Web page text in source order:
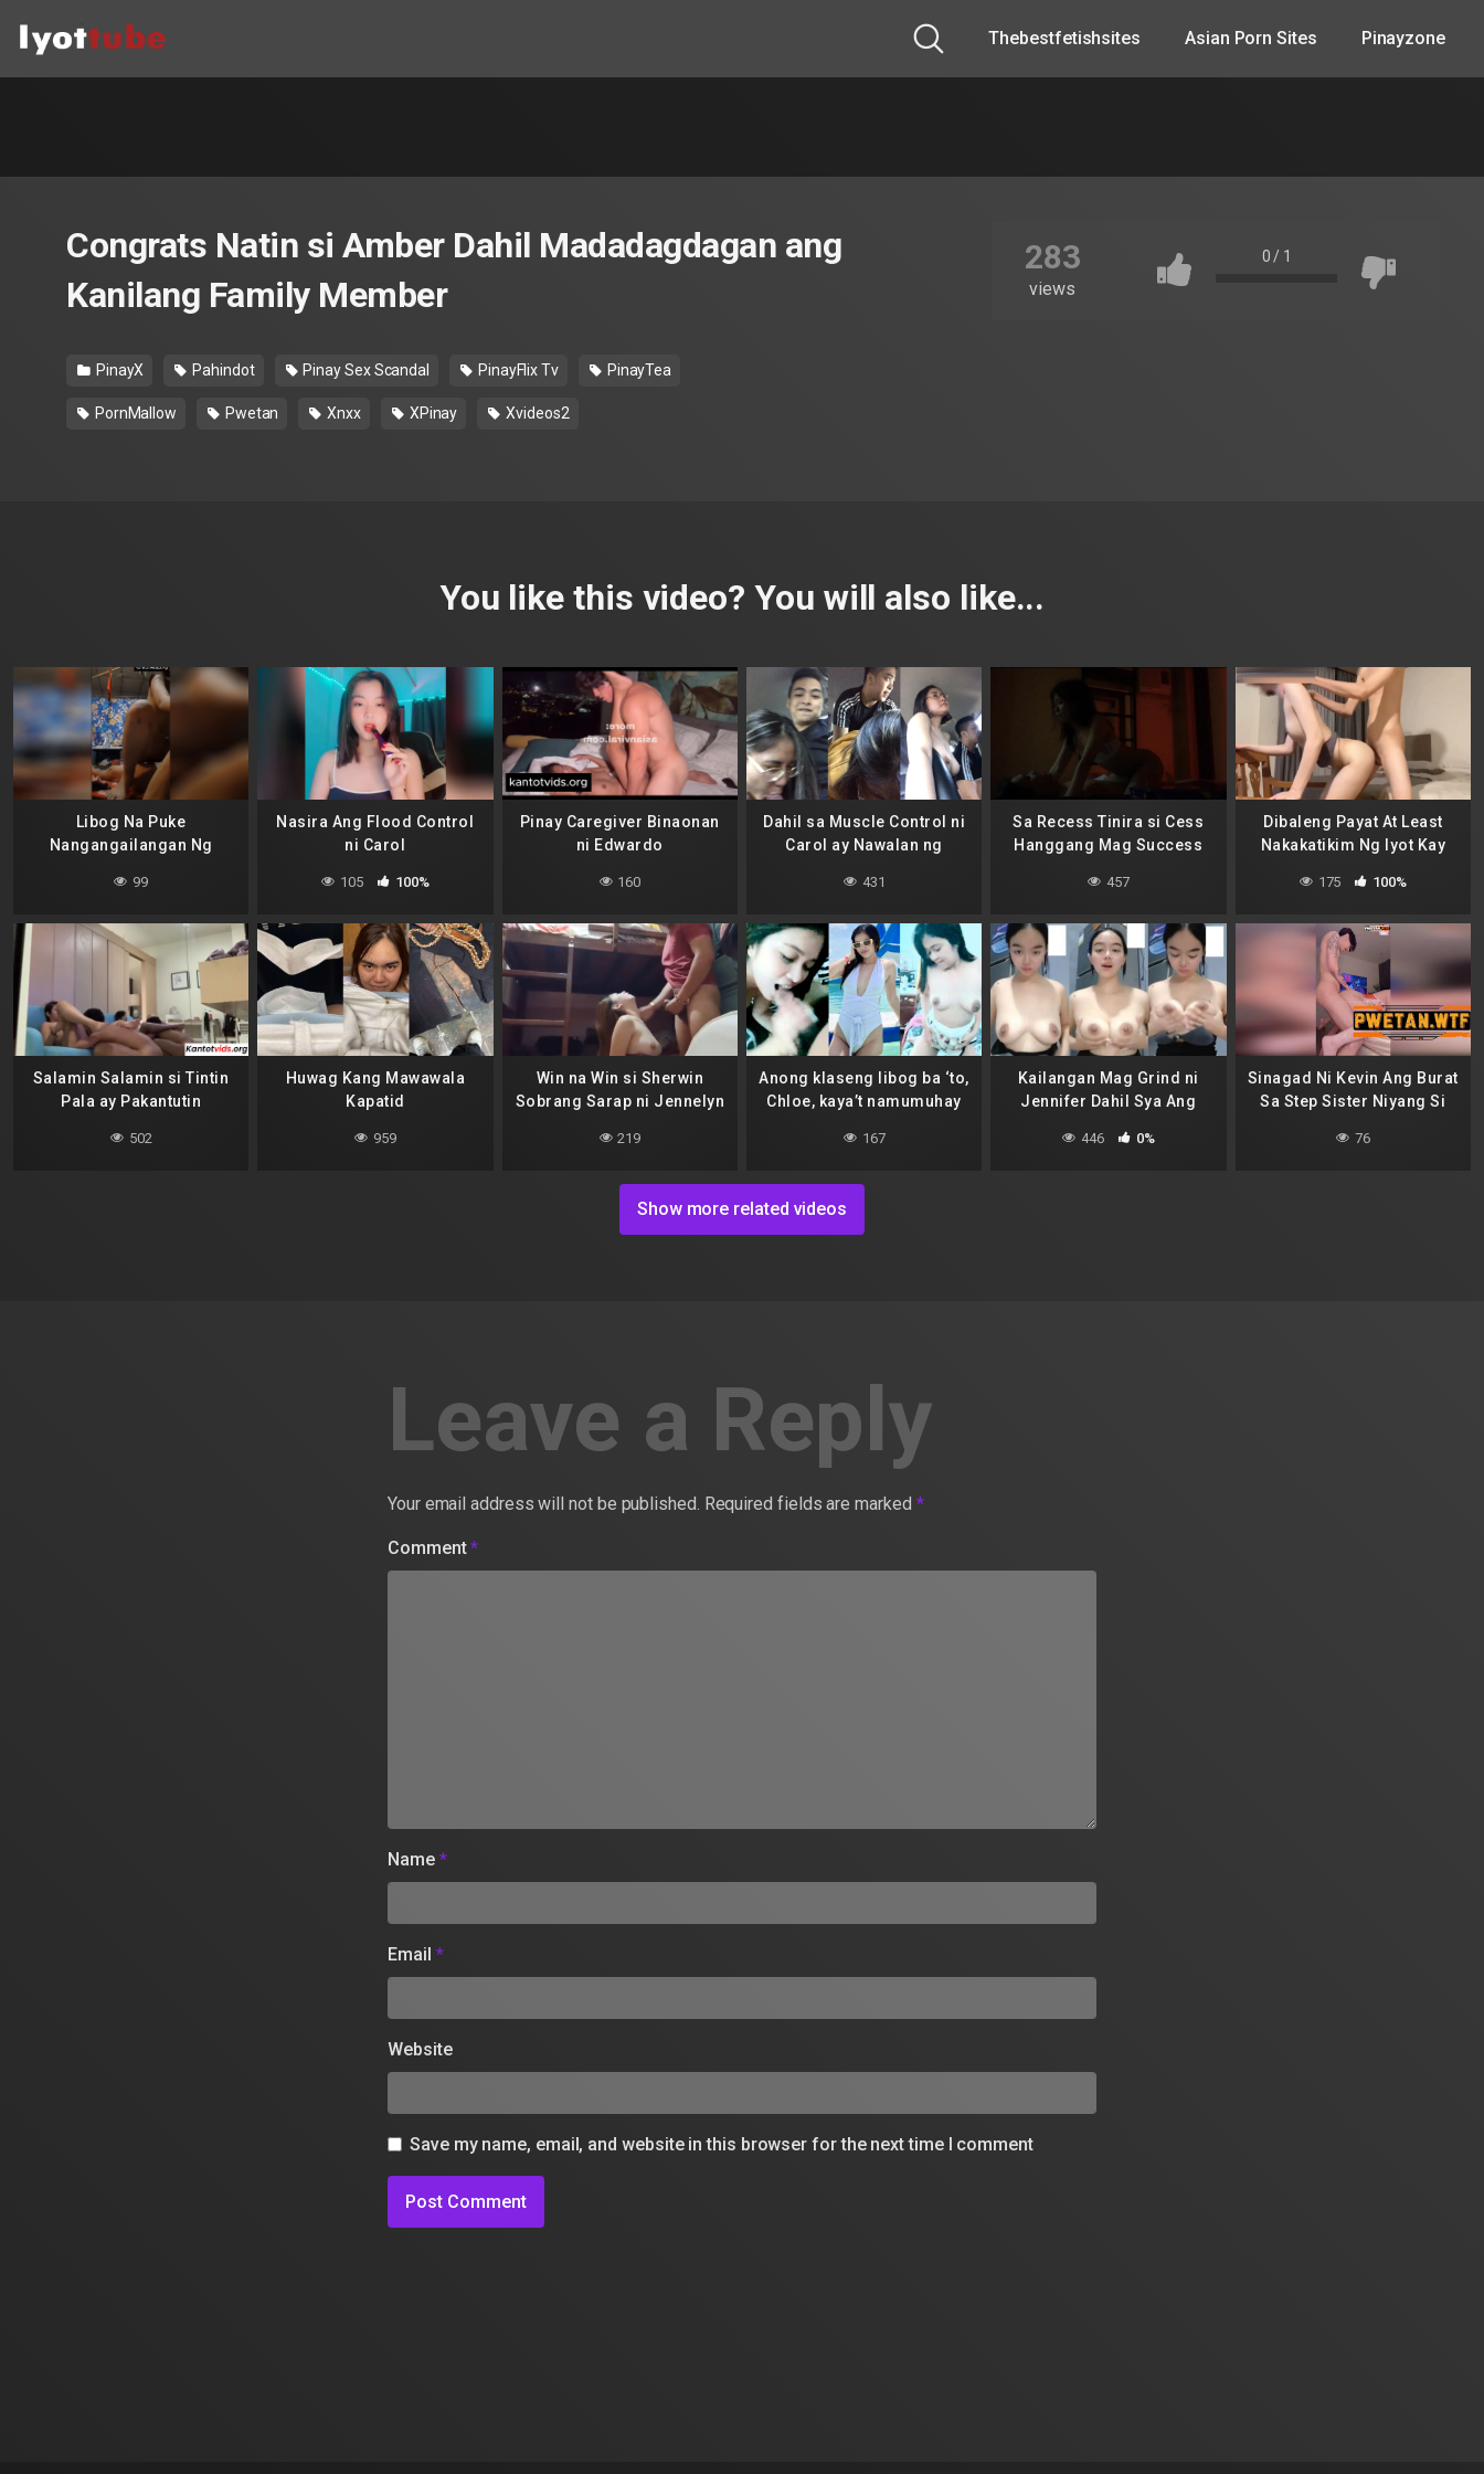
Thebestfetishsites Asian Porn Sites Pinayzone
Congrats Natin si Amber Dahil Madadagdagan ang
Kanilang Family Member
PinayX Pahindot Pinay Sex Scandal PinayFlix Tv PinayTea
PornMallow Pwetan Xnxx XPinay Xvideos2
283
views
0 / 1
You like this video? You will also like...
Libog Na Puke
Nangangailangan Ng
99
Nasira Ang Flood Control
ni Carol
105 100%
Pinay Caregiver Binaonan
ni Edwardo
160
Dahil sa Muscle Control ni
Carol ay Nawalan ng
431
Sa Recess Tinira si Cess
Hanggang Mag Success
457
Dibaleng Payat At Least
Nakakatikim Ng Iyot Kay
175 100%
Salamin Salamin si Tintin
Pala ay Pakantutin
502
Huwag Kang Mawawala
Kapatid
959
Win na Win si Sherwin
Sobrang Sarap ni Jennelyn
219
Anong klaseng libog ba ‘to,
Chloe, kaya’t namumuhay
habang pinipilit kong
167
Kailangan Mag Grind ni
Jennifer Dahil Sya Ang
446 0%
Sinagad Ni Kevin Ang Burat
Sa Step Sister Niyang Si
76
Show more related videos
Leave a Reply
Your email address will not be published. Required fields are marked *
Comment*
Name *
Email *
Website
Save my name, email, and website in this browser for the next time I comment